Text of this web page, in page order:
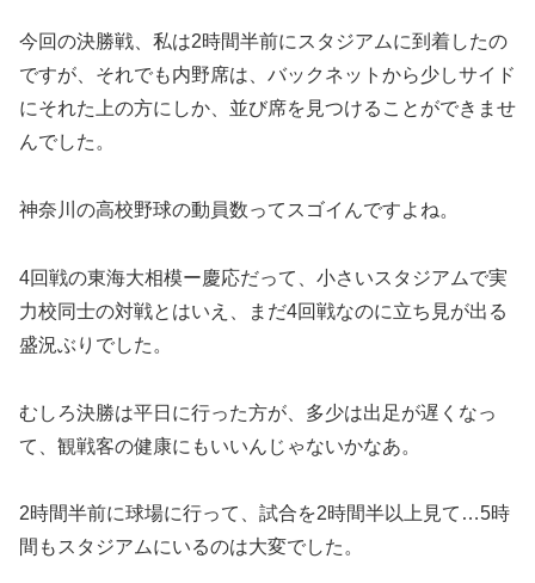
今回の決勝戦、私は2時間半前にスタジアムに到着したの
ですが、それでも内野席は、バックネットから少しサイド
にそれた上の方にしか、並び席を見つけることができませ
んでした。
神奈川の高校野球の動員数ってスゴイんですよね。
4回戦の東海大相模ー慶応だって、小さいスタジアムで実
力校同士の対戦とはいえ、まだ4回戦なのに立ち見が出る
盛況ぶりでした。
むしろ決勝は平日に行った方が、多少は出足が遅くなっ
て、観戦客の健康にもいいんじゃないかなあ。
2時間半前に球場に行って、試合を2時間半以上見て…5時
間もスタジアムにいるのは大変でした。